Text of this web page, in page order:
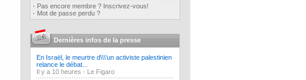
· Pas encore membre ? Inscrivez-vous!
· Mot de passe perdu ?
Dernières infos de la presse
En Israël, le meurtre d\\\'un activiste palestinien
relance le débat...
Il y a 10 heures - Le Figaro